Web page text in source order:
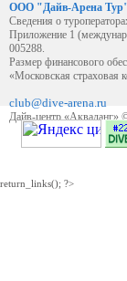
ООО "Дайв-Арена Тур"
Сведения о
Приложение 1
005288.
Размер финансового
«Московская страховая
club@dive-arena.ru
Дайв-центр «Акваланг»
return_links(); ?>